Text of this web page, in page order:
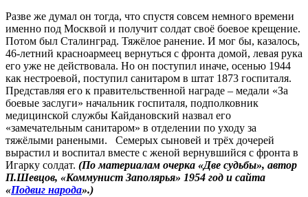
Разве же думал он тогда, что спустя совсем немного времени
именно под Москвой и получит солдат своё боевое крещение.
Потом был Сталинград. Тяжёлое ранение. И мог бы, казалось,
46-летний красноармеец вернуться с фронта домой, левая рука
его уже не действовала. Но он поступил иначе, осенью 1944
как нестроевой, поступил санитаром в штат 1873 госпиталя.
Представляя его к правительственной награде – медали «За
боевые заслуги» начальник госпиталя, подполковник
медицинской службы Кайдановский назвал его
«замечательным санитаром» в отделении по уходу за
тяжёлыми ранеными. Семерых сыновей и трёх дочерей
вырастил и воспитал вместе с женой вернувшийся с фронта в
Игарку солдат. (По материалам очерка «Две судьбы», автор
П.Шевцов, «Коммунист Заполярья» 1954 год и сайта
«Подвиг народа».)